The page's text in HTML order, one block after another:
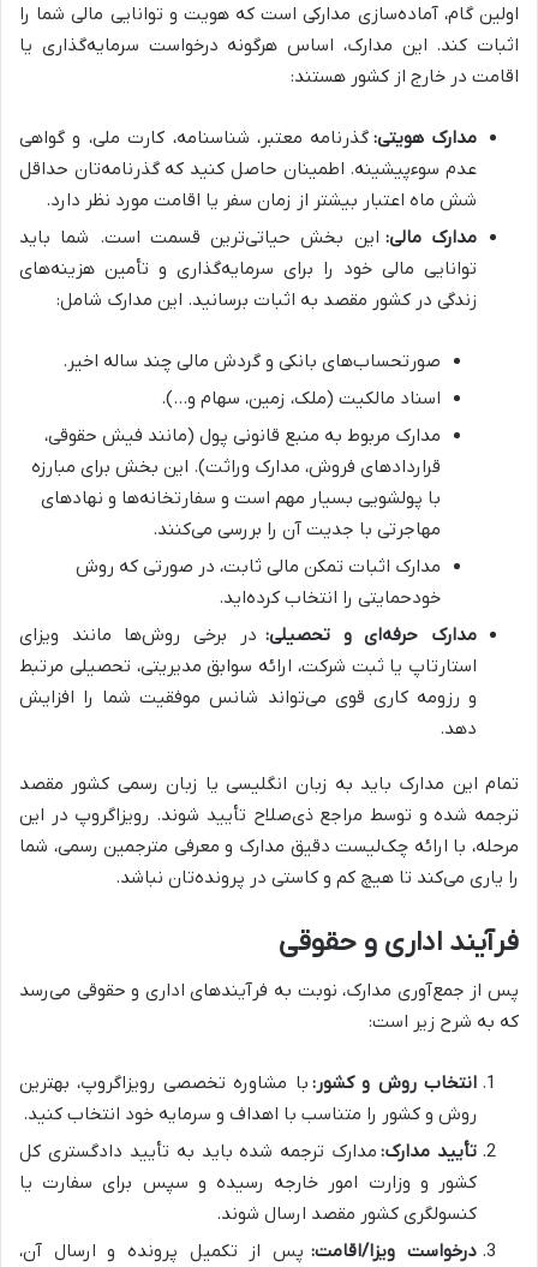
اولین گام، آماده‌سازی مدارکی است که هویت و توانایی مالی شما را
اثبات کند. این مدارک، اساس هرگونه درخواست سرمایه‌گذاری یا
اقامت در خارج از کشور هستند:
مدارک هویتی: گذرنامه معتبر، شناسنامه، کارت ملی، و گواهی
عدم سوءپیشینه. اطمینان حاصل کنید که گذرنامه‌تان حداقل
شش ماه اعتبار بیشتر از زمان سفر یا اقامت مورد نظر دارد.
مدارک مالی: این بخش حیاتی‌ترین قسمت است. شما باید
توانایی مالی خود را برای سرمایه‌گذاری و تأمین هزینه‌های
زندگی در کشور مقصد به اثبات برسانید. این مدارک شامل:
صورتحساب‌های بانکی و گردش مالی چند ساله اخیر.
اسناد مالکیت (ملک، زمین، سهام و…).
مدارک مربوط به منبع قانونی پول (مانند فیش حقوقی،
قراردادهای فروش، مدارک وراثت). این بخش برای مبارزه
با پولشویی بسیار مهم است و سفارتخانه‌ها و نهادهای
مهاجرتی با جدیت آن را بررسی می‌کنند.
مدارک اثبات تمکن مالی ثابت، در صورتی که روش
خودحمایتی را انتخاب کرده‌اید.
مدارک حرفه‌ای و تحصیلی: در برخی روش‌ها مانند ویزای
استارتاپ یا ثبت شرکت، ارائه سوابق مدیریتی، تحصیلی مرتبط
و رزومه کاری قوی می‌تواند شانس موفقیت شما را افزایش
دهد.
تمام این مدارک باید به زبان انگلیسی یا زبان رسمی کشور مقصد
ترجمه شده و توسط مراجع ذی‌صلاح تأیید شوند. رویزاگروپ در این
مرحله، با ارائه چک‌لیست دقیق مدارک و معرفی مترجمین رسمی، شما
را یاری می‌کند تا هیچ کم و کاستی در پرونده‌تان نباشد.
فرآیند اداری و حقوقی
پس از جمع‌آوری مدارک، نوبت به فرآیندهای اداری و حقوقی می‌رسد
که به شرح زیر است:
انتخاب روش و کشور: با مشاوره تخصصی رویزاگروپ، بهترین
روش و کشور را متناسب با اهداف و سرمایه خود انتخاب کنید.
تأیید مدارک: مدارک ترجمه شده باید به تأیید دادگستری کل
کشور و وزارت امور خارجه رسیده و سپس برای سفارت یا
کنسولگری کشور مقصد ارسال شوند.
درخواست ویزا/اقامت: پس از تکمیل پرونده و ارسال آن،